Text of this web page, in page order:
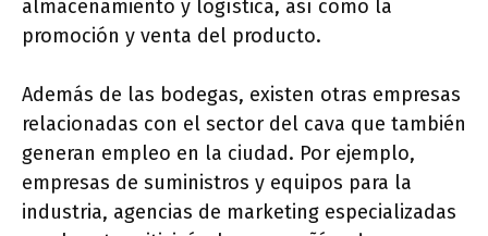
almacenamiento y logística, así como la
promoción y venta del producto.
Además de las bodegas, existen otras empresas
relacionadas con el sector del cava que también
generan empleo en la ciudad. Por ejemplo,
empresas de suministros y equipos para la
industria, agencias de marketing especializadas